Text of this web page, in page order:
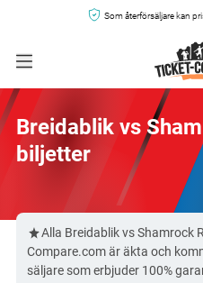
Som återförsäljare kan
Breidablik vs
biljetter
Alla Breidablik vs Shamrock
Compare.com är äkta och
säljare som erbjuder 100%